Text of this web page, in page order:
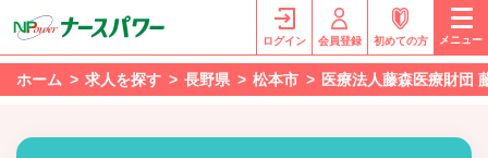
ログイン 会員登録 初めての方 メニュー
ホーム 求人を探す 長野県 松本市 医療法人藤森医療財団